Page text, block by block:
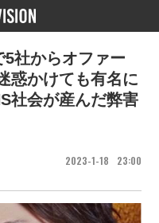
2023 1 18 23 00
社からオファー
惑かけても有名に
社会が産んだ弊害